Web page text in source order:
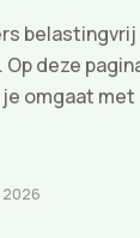
deze
omgaat
2026